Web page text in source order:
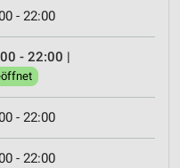
- 22:00
- 22:00 |
- 22:00
- 22:00